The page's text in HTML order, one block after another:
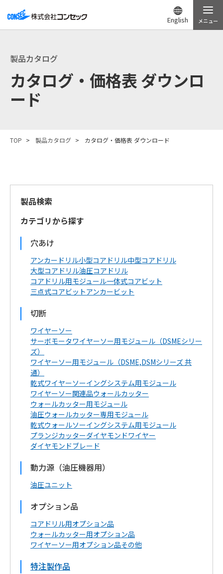
English メニュー
製品カタログ
カタログ・価格表 ダウンロ
ード
TOP 製品カタログ カタログ・価格表 ダウンロード
製品検索
カテゴリから探す
穴あけ
アンカードリル小型コアドリル中型コアドリル
大型コアドリル油圧コアドリル
コアドリル用モジュール一体式コアビット
三点式コアビットアンカービット
切断
ワイヤーソー
サーボモータワイヤーソー用モジュール（DSMEシリー
ズ）
ワイヤーソー用モジュール（DSME,DSMシリーズ 共
通）
乾式ワイヤーソーイングシステム用モジュール
ワイヤーソー関連品ウォールカッター
ウォールカッター用モジュール
油圧ウォールカッター専用モジュール
乾式ウォールソーイングシステム用モジュール
プランジカッターダイヤモンドワイヤー
ダイヤモンドブレード
動力源（油圧機器用）
油圧ユニット
オプション品
コアドリル用オプション品
ウォールカッター用オプション品
ワイヤーソー用オプション品その他
特注製作品